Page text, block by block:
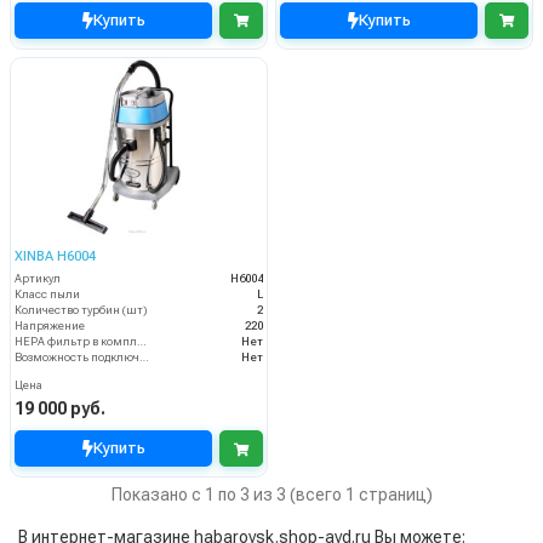
Купить Купить
XINBA H6004
Артикул
H6004
Класс пыли
L
Количество турбин (шт)
2
Напряжение
220
HEPA фильтр в комплекте
Нет
Возможность подключения электрощетки
Нет
Цена
19 000 руб.
Купить
Показано с 1 по 3 из 3 (всего 1 страниц)
В интернет-магазине habarovsk.shop-avd.ru Вы можете: